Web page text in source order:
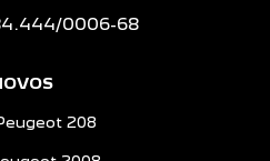
0006-68
208